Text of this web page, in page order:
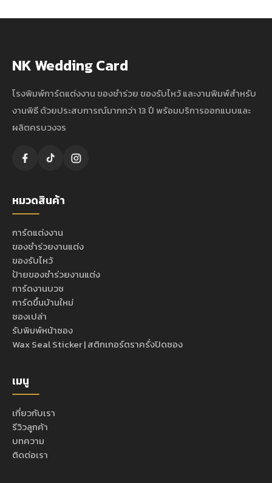
NK Wedding Card
โรงพิมพ์การ์ดแต่งงาน ของชำร่วย ของรับไหว้ และงานพิมพ์สำหรับ
งานพิธี ด้วยประสบการณ์มากกว่า 13 ปี พร้อมบริการออกแบบและ
ผลิตครบวงจร
หมวดสินค้า
การ์ดแต่งงาน
ของชำร่วยงานแต่ง
ของรับไหว้
ป้ายของชำร่วยงานแต่ง
การ์ดงานบวช
การ์ดขึ้นบ้านใหม่
ซองเปล่า
รับพิมพ์หน้าซอง
Wax Seal Sticker | สติกเกอร์ตราครั่งปิดซอง
เมนู
เกี่ยวกับเรา
รีวิวลูกค้า
บทความ
ติดต่อเรา